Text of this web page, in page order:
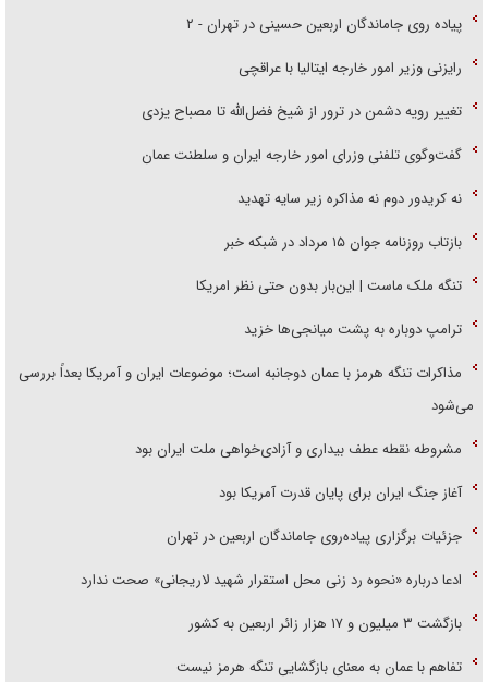
پیاده روی جاماندگان اربعین حسینی در تهران - ۲
رایزنی وزیر امور خارجه ایتالیا با عراقچی
تغییر رویه دشمن در ترور از شیخ فضل‌الله تا مصباح یزدی
گفت‌وگوی تلفنی وزرای امور خارجه ایران و سلطنت عمان
نه کریدور دوم نه مذاکره زیر سایه تهدید
بازتاب روزنامه جوان ۱۵ مرداد در شبکه خبر
تنگه ملک ماست | این‌بار بدون حتی نظر امریکا
ترامپ دوباره به پشت میانجی‌ها خزید
مذاکرات تنگه هرمز با عمان دوجانبه است؛ موضوعات ایران و آمریکا بعداً بررسی
می‌شود
مشروطه نقطه عطف بیداری و آزادی‌خواهی ملت ایران بود
آغاز جنگ ایران برای پایان قدرت آمریکا بود
جزئیات برگزاری پیاده‌روی جاماندگان اربعین در تهران
ادعا درباره «نحوه رد زنی محل استقرار شهید لاریجانی» صحت ندارد
بازگشت ۳ میلیون و ۱۷ هزار زائر اربعین به کشور
تفاهم با عمان به معنای بازگشایی تنگه هرمز نیست